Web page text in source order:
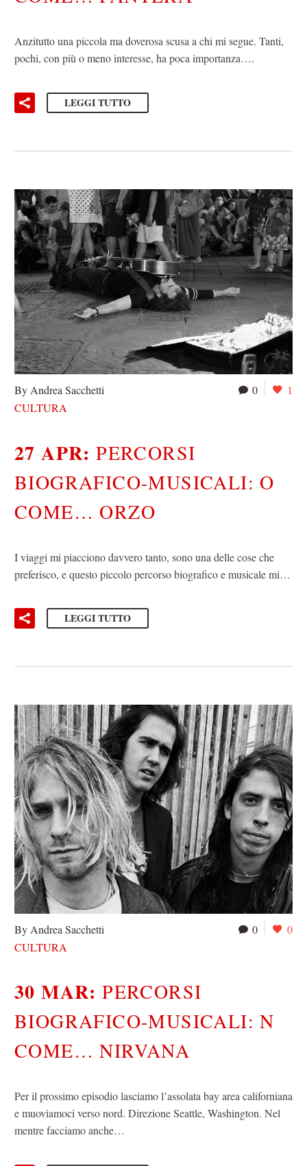
Anzitutto una piccola ma doverosa scusa a chi mi segue. Tanti,
pochi, con più o meno interesse, ha poca importanza….
LEGGI TUTTO
0 1
By Andrea Sacchetti
CULTURA
27 APR:PERCORSI
BIOGRAFICO-MUSICALI: O
COME… ORZO
I viaggi mi piacciono davvero tanto, sono una delle cose che
preferisco, e questo piccolo percorso biografico e musicale mi…
LEGGI TUTTO
0 0
By Andrea Sacchetti
CULTURA
30 MAR:PERCORSI
BIOGRAFICO-MUSICALI: N
COME… NIRVANA
Per il prossimo episodio lasciamo l’assolata bay area californiana
e muoviamoci verso nord. Direzione Seattle, Washington. Nel
mentre facciamo anche…